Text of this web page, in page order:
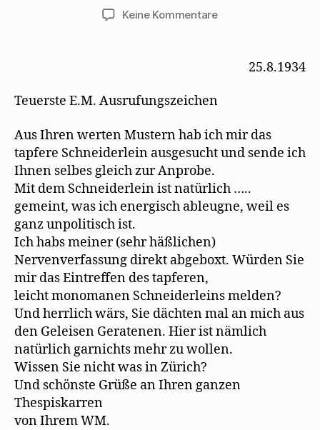
Keine Kommentarezu
eine
25.8.1934
Teuerste E.M. Ausrufungszeichen
Aus Ihren werten Mustern hab ich mir das
tapfere Schneiderlein ausgesucht und sende ich
Ihnen selbes gleich zur Anprobe.
Mit dem Schneiderlein ist natürlich …..
gemeint, was ich energisch ableugne, weil es
ganz unpolitisch ist.
Ich habs meiner (sehr häßlichen)
Nervenverfassung direkt abgeboxt. Würden Sie
mir das Eintreffen des tapferen,
leicht monomanen Schneiderleins melden?
Und herrlich wärs, Sie dächten mal an mich aus
den Geleisen Geratenen. Hier ist nämlich
natürlich garnichts mehr zu wollen.
Wissen Sie nicht was in Zürich?
Und schönste Grüße an Ihren ganzen
Thespiskarren
von Ihrem WM.